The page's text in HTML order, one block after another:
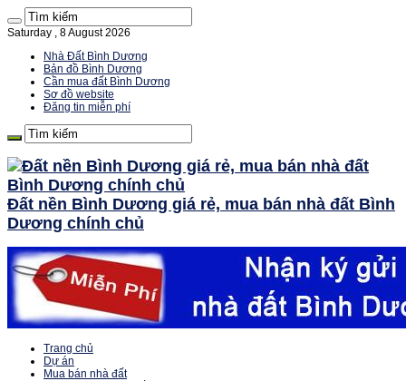
Saturday , 8 August 2026
Nhà Đất Bình Dương
Bản đồ Bình Dương
Cần mua đất Bình Dương
Sơ đồ website
Đăng tin miễn phí
Đất nền Bình Dương giá rẻ, mua bán nhà đất Bình
Dương chính chủ
Trang chủ
Dự án
Mua bán nhà đất